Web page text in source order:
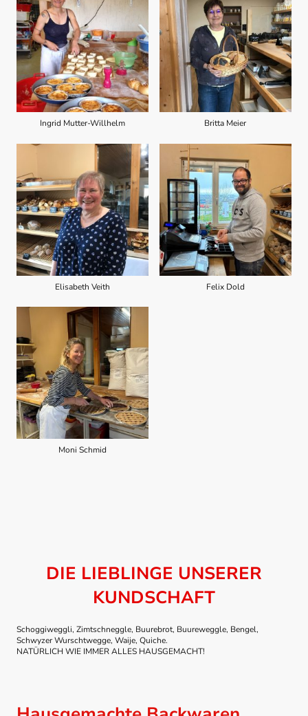
Ingrid Mutter-Willhelm Britta Meier
Elisabeth Veith Felix Dold
Moni Schmid
DIE LIEBLINGE UNSERER
KUNDSCHAFT
Schoggiweggli, Zimtschneggle, Buurebrot, Buureweggle, Bengel,
Schwyzer Wurschtwegge, Waije, Quiche.
NATÜRLICH WIE IMMER ALLES HAUSGEMACHT!